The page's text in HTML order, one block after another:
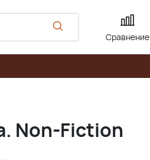
Сравнение
Non-Fiction